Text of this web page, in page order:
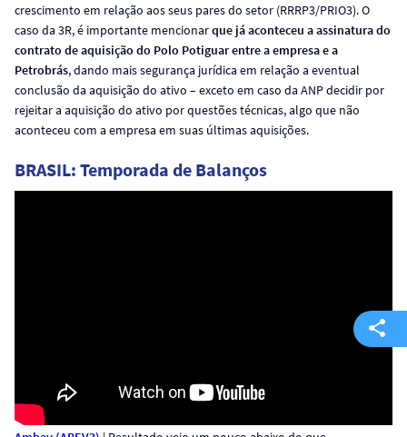
crescimento em relação aos seus pares do setor (RRRP3/PRIO3). O
caso da 3R, é importante mencionarque já aconteceu a assinatura do
contrato de aquisição do Polo Potiguar entre a empresa e a
Petrobrás, dando mais segurança jurídica em relação a eventual
conclusão da aquisição do ativo – exceto em caso da ANP decidir por
rejeitar a aquisição do ativo por questões técnicas, algo que não
aconteceu com a empresa em suas últimas aquisições.
BRASIL: Temporada de Balanços